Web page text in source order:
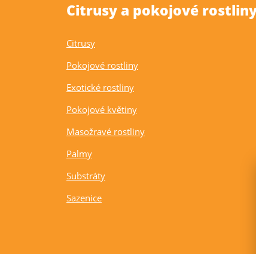
Citrusy a pokojové
Citrusy
Pokojové rostliny
Exotické rostliny
Pokojové květiny
Masožravé rostliny
Palmy
Substráty
Sazenice